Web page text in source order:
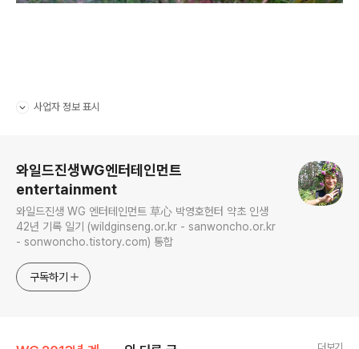
사업자 정보 표시
와일드진생WG엔터테인먼트
entertainment
와일드진생 WG 엔터테인먼트 草心 박영호헌터 약초 인생
42년 기록 일기 (wildginseng.or.kr - sanwoncho.or.kr
- sonwoncho.tistory.com) 통합
구독하기